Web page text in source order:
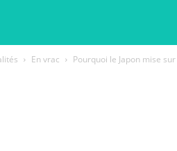
En vrac Pourquoi le Japon mise